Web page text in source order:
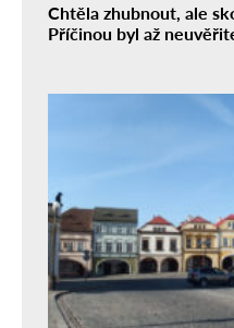
Chtěla zhubnout, ale
Příčinou byl až